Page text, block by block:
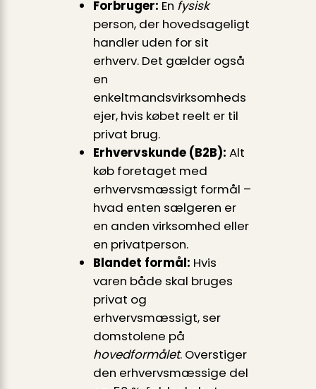
Forbruger: En fysisk
person, der hovedsageligt
handler uden for sit
erhverv. Det gælder også
en
enkeltmandsvirksomheds
ejer, hvis købet reelt er til
privat brug.
Erhvervskunde (B2B): Alt
køb foretaget med
erhvervsmæssigt formål –
hvad enten sælgeren er
en anden virksomhed eller
en privatperson.
Blandet formål: Hvis
varen både skal bruges
privat og
erhvervsmæssigt, ser
domstolene på
hovedformålet. Overstiger
den erhvervsmæssige del